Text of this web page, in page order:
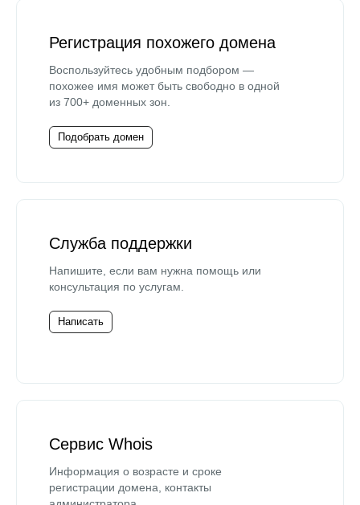
Регистрация похожего домена
Воспользуйтесь удобным подбором —
похожее имя может быть свободно в одной
из 700+ доменных зон.
Подобрать домен
Служба поддержки
Напишите, если вам нужна помощь или
консультация по услугам.
Написать
Сервис Whois
Информация о возрасте и сроке
регистрации домена, контакты